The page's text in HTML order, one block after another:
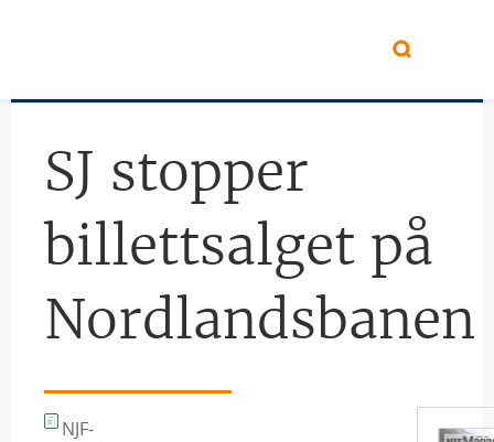
SJ stopper
billettsalget på
Nordlandsbanen
NJF-